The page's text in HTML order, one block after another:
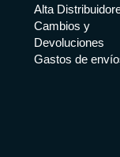
Alta
Cambios y
Devoluciones
Gastos de